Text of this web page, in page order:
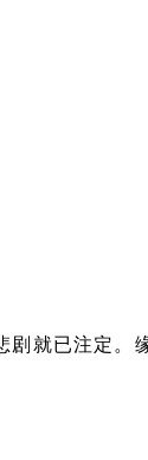
剧就已注定